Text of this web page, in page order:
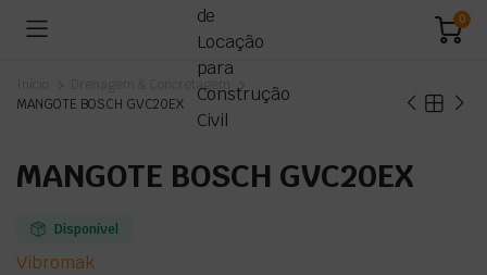
0
Drenagem & Concretagem
MANGOTE BOSCH GVC20EX
MANGOTE BOSCH GVC20EX
Disponível
Vibromak